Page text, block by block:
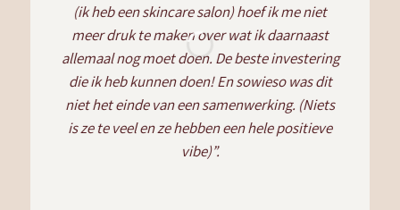
(ik heb een skincare salon) hoef ik me niet
meer druk te maken over wat ik daarnaast
allemaal nog moet doen. De beste investering
die ik heb kunnen doen! En sowieso was dit
niet het einde van een samenwerking. (Niets
is ze te veel en ze hebben een hele positieve
vibe)”.